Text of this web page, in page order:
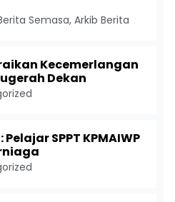
Semasa, Arkib Berita
Kecemerlangan
Dekan
SPPT KPMAIWP